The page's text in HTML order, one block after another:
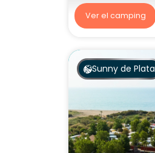
Ver el camping
Sunny de Plata